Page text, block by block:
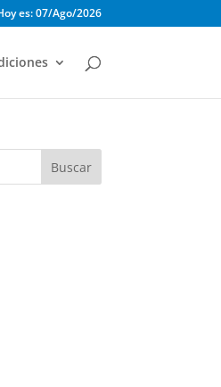
es: 07/Ago/2026
Buscar